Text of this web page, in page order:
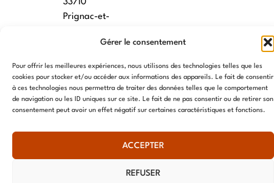
Gérer le consentement
Pour offrir les meilleures expériences, nous utilisons des technologies telles que les
cookies pour stocker et/ou accéder aux informations des appareils. Le fait de consentir
à ces technologies nous permettra de traiter des données telles que le comportement
de navigation ou les ID uniques sur ce site. Le fait de ne pas consentir ou de retirer son
consentement peut avoir un effet négatif sur certaines caractéristiques et fonctions.
ACCEPTER
REFUSER
33710
Prignac-et-
7 rue des
écoles
34790
© AME 2024, tous droits réservés